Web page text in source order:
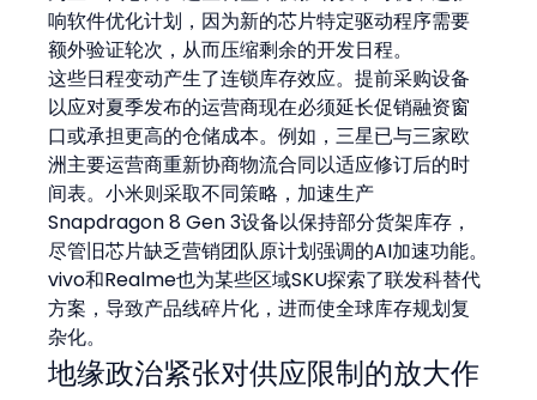
响软件优化计划，因为新的芯片特定驱动程序需要
额外验证轮次，从而压缩剩余的开发日程。
这些日程变动产生了连锁库存效应。提前采购设备
以应对夏季发布的运营商现在必须延长促销融资窗
口或承担更高的仓储成本。例如，三星已与三家欧
洲主要运营商重新协商物流合同以适应修订后的时
间表。小米则采取不同策略，加速生产
Snapdragon 8 Gen 3设备以保持部分货架库存，
尽管旧芯片缺乏营销团队原计划强调的AI加速功能。
vivo和Realme也为某些区域SKU探索了联发科替代
方案，导致产品线碎片化，进而使全球库存规划复
杂化。
地缘政治紧张对供应限制的放大作